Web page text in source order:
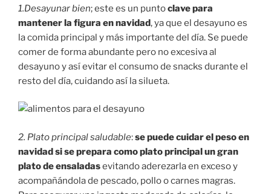
1.Desayunar bien; este es un puntoclave para
mantener la figura en navidad, ya que el desayuno es
la comida principal y más importante del día. Se puede
comer de forma abundante pero no excesiva al
desayuno y así evitar el consumo de snacks durante el
resto del día, cuidando así la silueta.
2. Plato principal saludable:se puede cuidar el peso en
navidad si se prepara como plato principal un gran
plato de ensaladasevitando aderezarla en exceso y
acompañándola de pescado, pollo o carnes magras.